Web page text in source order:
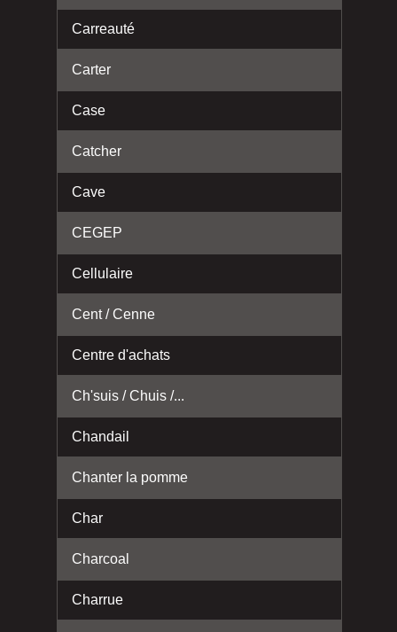
Carreauté
Carter
Case
Catcher
Cave
CEGEP
Cellulaire
Cent / Cenne
Centre d'achats
Ch'suis / Chuis /...
Chandail
Chanter la pomme
Char
Charcoal
Charrue